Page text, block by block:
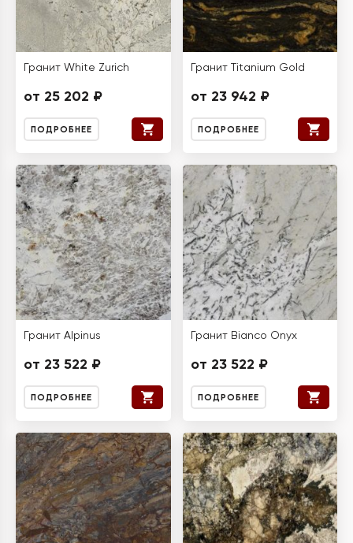
Гранит White Zurich
от 25 202 ₽
ПОДРОБНЕЕ
Гранит Titanium Gold
от 23 942 ₽
ПОДРОБНЕЕ
Гранит Alpinus
от 23 522 ₽
ПОДРОБНЕЕ
Гранит Bianco Onyx
от 23 522 ₽
ПОДРОБНЕЕ